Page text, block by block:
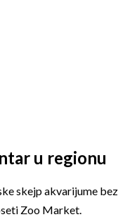
u regionu
skejp akvarijume bez
Zoo Market.